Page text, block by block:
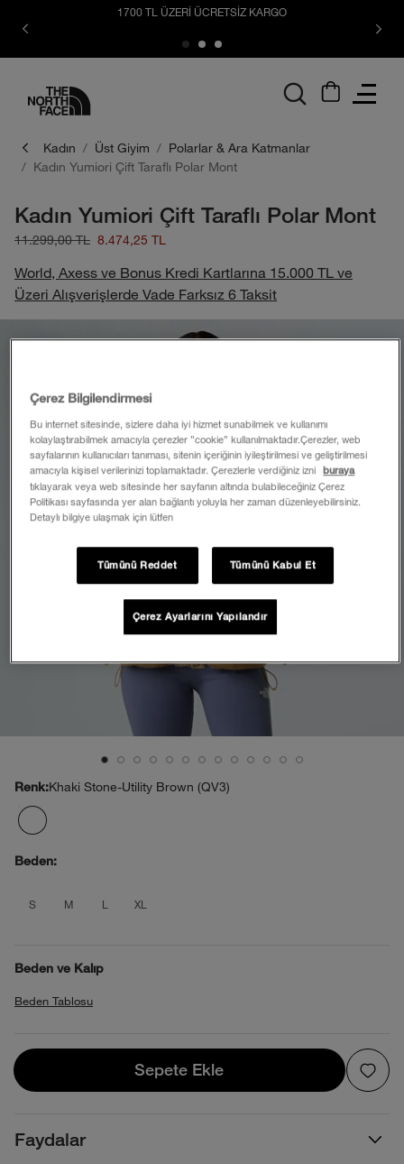
1700 TL ÜZERİ ÜCRETSİZ KARGO
Kadın Üst Giyim
Polarlar & Ara Katmanlar
Kadın Yumiori Çift Taraflı Polar Mont
Kadın Yumiori Çift Taraflı Polar Mont
8.474,25 TL
11.299,00 TL
World, Axess ve Bonus Kredi Kartlarına 15.000 TL ve
Üzeri Alışverişlerde Vade Farksız 6 Taksit
Renk:Khaki Stone-Utility Brown (QV3)
Beden:
S M L XL
Beden ve Kalıp
Beden Tablosu
Sepete Ekle
Sepete Ekle
Faydalar
Çerez Bilgilendirmesi
Bu internet sitesinde, sizlere daha iyi hizmet sunabilmek ve kullanımı
kolaylaştırabilmek amacıyla çerezler ”cookie” kullanılmaktadır.Çerezler, web
sayfalarının kullanıcıları tanıması, sitenin içeriğinin iyileştirilmesi ve geliştirilmesi
amacıyla kişisel verilerinizi toplamaktadır. Çerezlerle verdiğiniz izni
buraya
tıklayarak veya web sitesinde her sayfanın altında bulabileceğiniz Çerez
Politikası sayfasında yer alan bağlantı yoluyla her zaman düzenleyebilirsiniz.
Detaylı bilgiye ulaşmak için lütfen
Tümünü Reddet Tümünü Kabul Et
Çerez Ayarlarını Yapılandır